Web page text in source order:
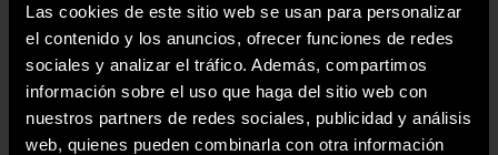
Las cookies de este sitio web se usan para personalizar
el contenido y los anuncios, ofrecer funciones de redes
sociales y analizar el tráfico. Además, compartimos
información sobre el uso que haga del sitio web con
nuestros partners de redes sociales, publicidad y análisis
web, quienes pueden combinarla con otra información